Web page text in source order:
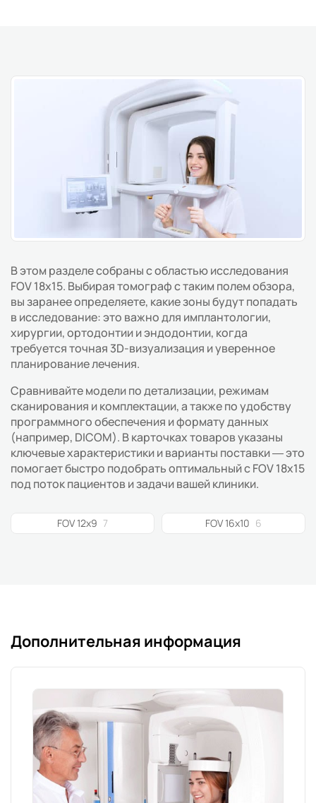
В этом разделе собраны с областью исследования
FOV 18x15. Выбирая томограф с таким полем обзора,
вы заранее определяете, какие зоны будут попадать
в исследование: это важно для имплантологии,
хирургии, ортодонтии и эндодонтии, когда
требуется точная 3D-визуализация и уверенное
планирование лечения.
Сравнивайте модели по детализации, режимам
сканирования и комплектации, а также по удобству
программного обеспечения и формату данных
(например, DICOM). В карточках товаров указаны
ключевые характеристики и варианты поставки — это
помогает быстро подобрать оптимальный с FOV 18x15
под поток пациентов и задачи вашей клиники.
FOV 12x9 7 FOV 16x10 6
Дополнительная информация